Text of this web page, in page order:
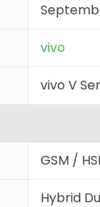
vivo
vivo V
GSM /
Hybrid